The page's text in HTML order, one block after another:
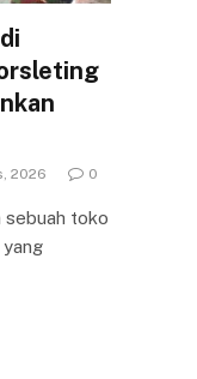
2026 0
sebuah toko